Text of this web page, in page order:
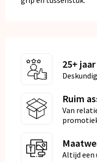
25+
Ruim
Van
Altijd een